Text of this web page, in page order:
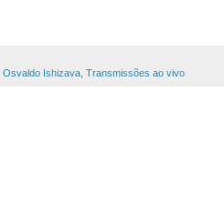
Osvaldo Ishizava Transmissões ao vivo